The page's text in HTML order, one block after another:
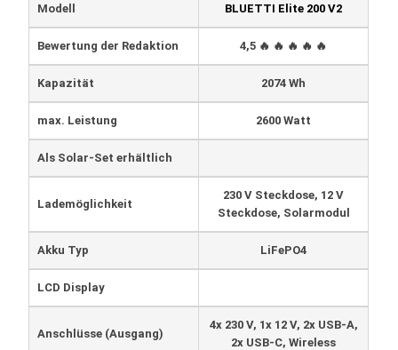
Modell BLUETTI Elite 200 V2
Bewertung der Redaktion 4,5 🔥 🔥 🔥 🔥 🔥
Kapazität 2074 Wh
max. Leistung 2600 Watt
Als Solar-Set erhältlich
Lademöglichkeit
230 V Steckdose, 12 V
Steckdose, Solarmodul
Akku Typ LiFePO4
LCD Display
Anschlüsse (Ausgang)
4x 230 V, 1x 12 V, 2x USB-A,
2x USB-C, Wireless